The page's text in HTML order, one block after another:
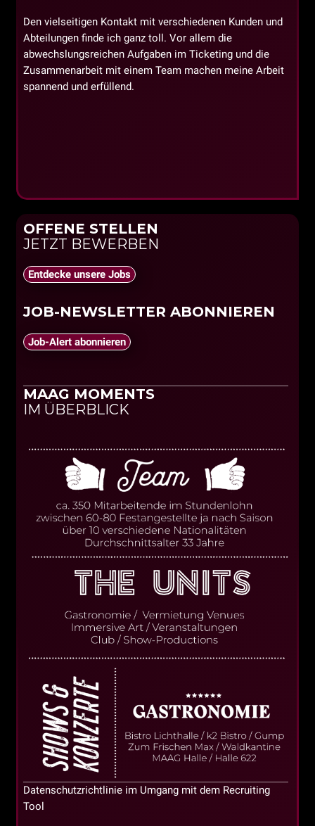
Den vielseitigen Kontakt mit verschiedenen Kunden und
Abteilungen finde ich ganz toll. Vor allem die
abwechslungsreichen Aufgaben im Ticketing und die
Zusammenarbeit mit einem Team machen meine Arbeit
spannend und erfüllend.
OFFENE STELLEN
JETZT BEWERBEN
Entdecke unsere Jobs
JOB-NEWSLETTER ABONNIEREN
Job-Alert abonnieren
MAAG MOMENTS
IM ÜBERBLICK
Datenschutzrichtlinie im Umgang mit dem Recruiting
Tool